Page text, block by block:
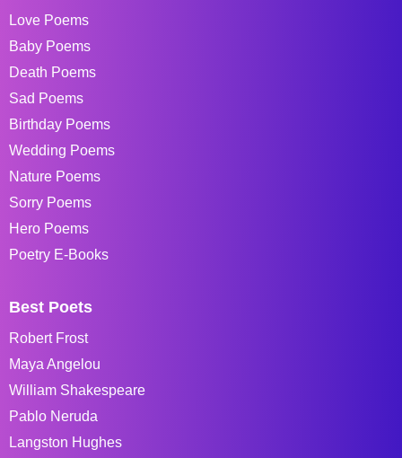
Love Poems
Baby Poems
Death Poems
Sad Poems
Birthday Poems
Wedding Poems
Nature Poems
Sorry Poems
Hero Poems
Poetry E-Books
Best Poets
Robert Frost
Maya Angelou
William Shakespeare
Pablo Neruda
Langston Hughes